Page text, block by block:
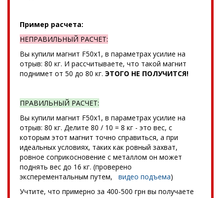
Пример расчета:
НЕПРАВИЛЬНЫЙ РАСЧЕТ:
Вы купили магнит F50x1, в параметрах усилие на
отрыв: 80 кг. И рассчитываете, что такой магнит
поднимет от 50 до 80 кг. ЭТОГО НЕ ПОЛУЧИТСЯ!
ПРАВИЛЬНЫЙ РАСЧЕТ:
Вы купили магнит F50x1, в параметрах усилие на
отрыв: 80 кг. Делите 80 / 10 = 8 кг - это вес, с
которым этот магнит точно справиться, а при
идеальных условиях, таких как ровный захват,
ровное соприкосновение с металлом он может
поднять вес до 16 кг. (проверено
эксперементальным путем, видео подъема)
Учтите, что примерно за 400-500 грн вы получаете